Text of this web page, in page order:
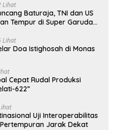
Lihat
Baturaja, TNI dan US
Tempur di Super Garuda
Lihat
Doa Istighosah di Monas
Cepat Rudal Produksi
622”
Uji Interoperabilitas
Jarak Dekat